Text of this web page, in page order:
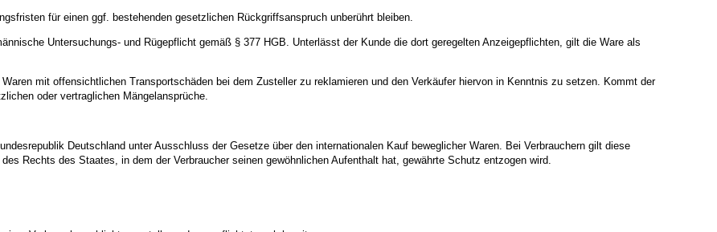
für einen ggf. bestehenden gesetzlichen Rückgriffsanspruch unberührt bleiben.
Untersuchungs- und Rügepflicht gemäß § 377 HGB. Unterlässt der Kunde die dort geregelten Anzeigepflichten, gilt die Ware als
mit offensichtlichen Transportschäden bei dem Zusteller zu reklamieren und den Verkäufer hiervon in Kenntnis zu setzen. Kommt der
oder vertraglichen Mängelansprüche.
Deutschland unter Ausschluss der Gesetze über den internationalen Kauf beweglicher Waren. Bei Verbrauchern gilt diese
Rechts des Staates, in dem der Verbraucher seinen gewöhnlichen Aufenthalt hat, gewährte Schutz entzogen wird.